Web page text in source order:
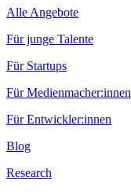
Alle Angebote
Für junge Talente
Für Startups
Für Medienmacher:innen
Für Entwickler:innen
Blog
Research